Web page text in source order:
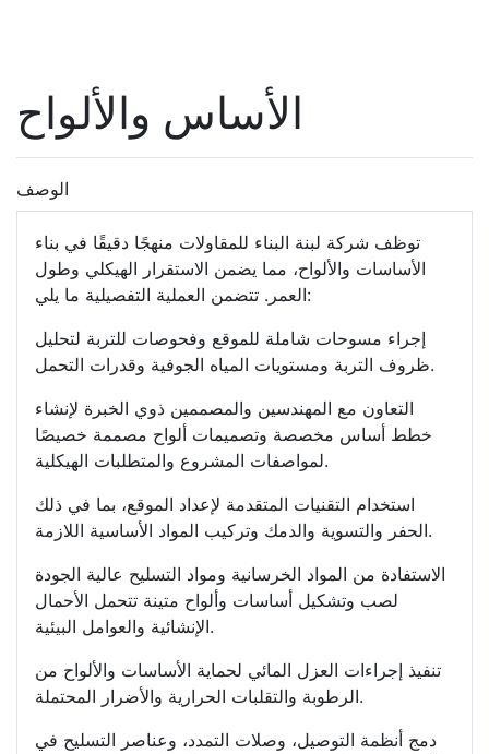
الأساس والألواح
الوصف
توظف شركة لبنة البناء للمقاولات منهجًا دقيقًا في بناء
الأساسات والألواح، مما يضمن الاستقرار الهيكلي وطول
العمر. تتضمن العملية التفصيلية ما يلي:
إجراء مسوحات شاملة للموقع وفحوصات للتربة لتحليل
ظروف التربة ومستويات المياه الجوفية وقدرات التحمل.
التعاون مع المهندسين والمصممين ذوي الخبرة لإنشاء
خطط أساس مخصصة وتصميمات ألواح مصممة خصيصًا
لمواصفات المشروع والمتطلبات الهيكلية.
استخدام التقنيات المتقدمة لإعداد الموقع، بما في ذلك
الحفر والتسوية والدمك وتركيب المواد الأساسية اللازمة.
الاستفادة من المواد الخرسانية ومواد التسليح عالية الجودة
لصب وتشكيل أساسات وألواح متينة تتحمل الأحمال
الإنشائية والعوامل البيئية.
تنفيذ إجراءات العزل المائي لحماية الأساسات والألواح من
الرطوبة والتقلبات الحرارية والأضرار المحتملة.
دمج أنظمة التوصيل، وصلات التمدد، وعناصر التسليح في